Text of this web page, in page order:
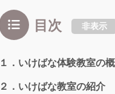
目次 非表示
１．いけばな体験教室の
２．いけばな教室の紹介